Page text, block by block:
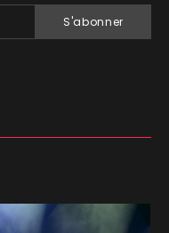
S'abonner